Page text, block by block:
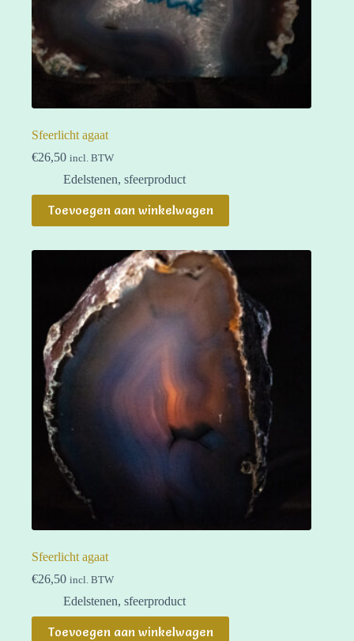
Sfeerlicht agaat
€26,50 incl. BTW
Edelstenen, sfeerproduct
Toevoegen aan winkelwagen
Sfeerlicht agaat
€26,50 incl. BTW
Edelstenen, sfeerproduct
Toevoegen aan winkelwagen